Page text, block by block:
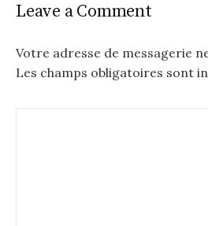
Leave a Comment
Votre adresse de messagerie
Les champs obligatoires sont